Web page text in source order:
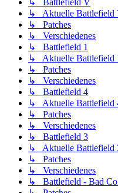
↳ Battlefield V
↳ Aktuelle Battlefield
↳ Patches
↳ Verschiedenes
↳ Battlefield 1
↳ Aktuelle Battlefield
↳ Patches
↳ Verschiedenes
↳ Battlefield 4
↳ Aktuelle Battlefield
↳ Patches
↳ Verschiedenes
↳ Battlefield 3
↳ Aktuelle Battlefield
↳ Patches
↳ Verschiedenes
↳ Battlefield - Bad